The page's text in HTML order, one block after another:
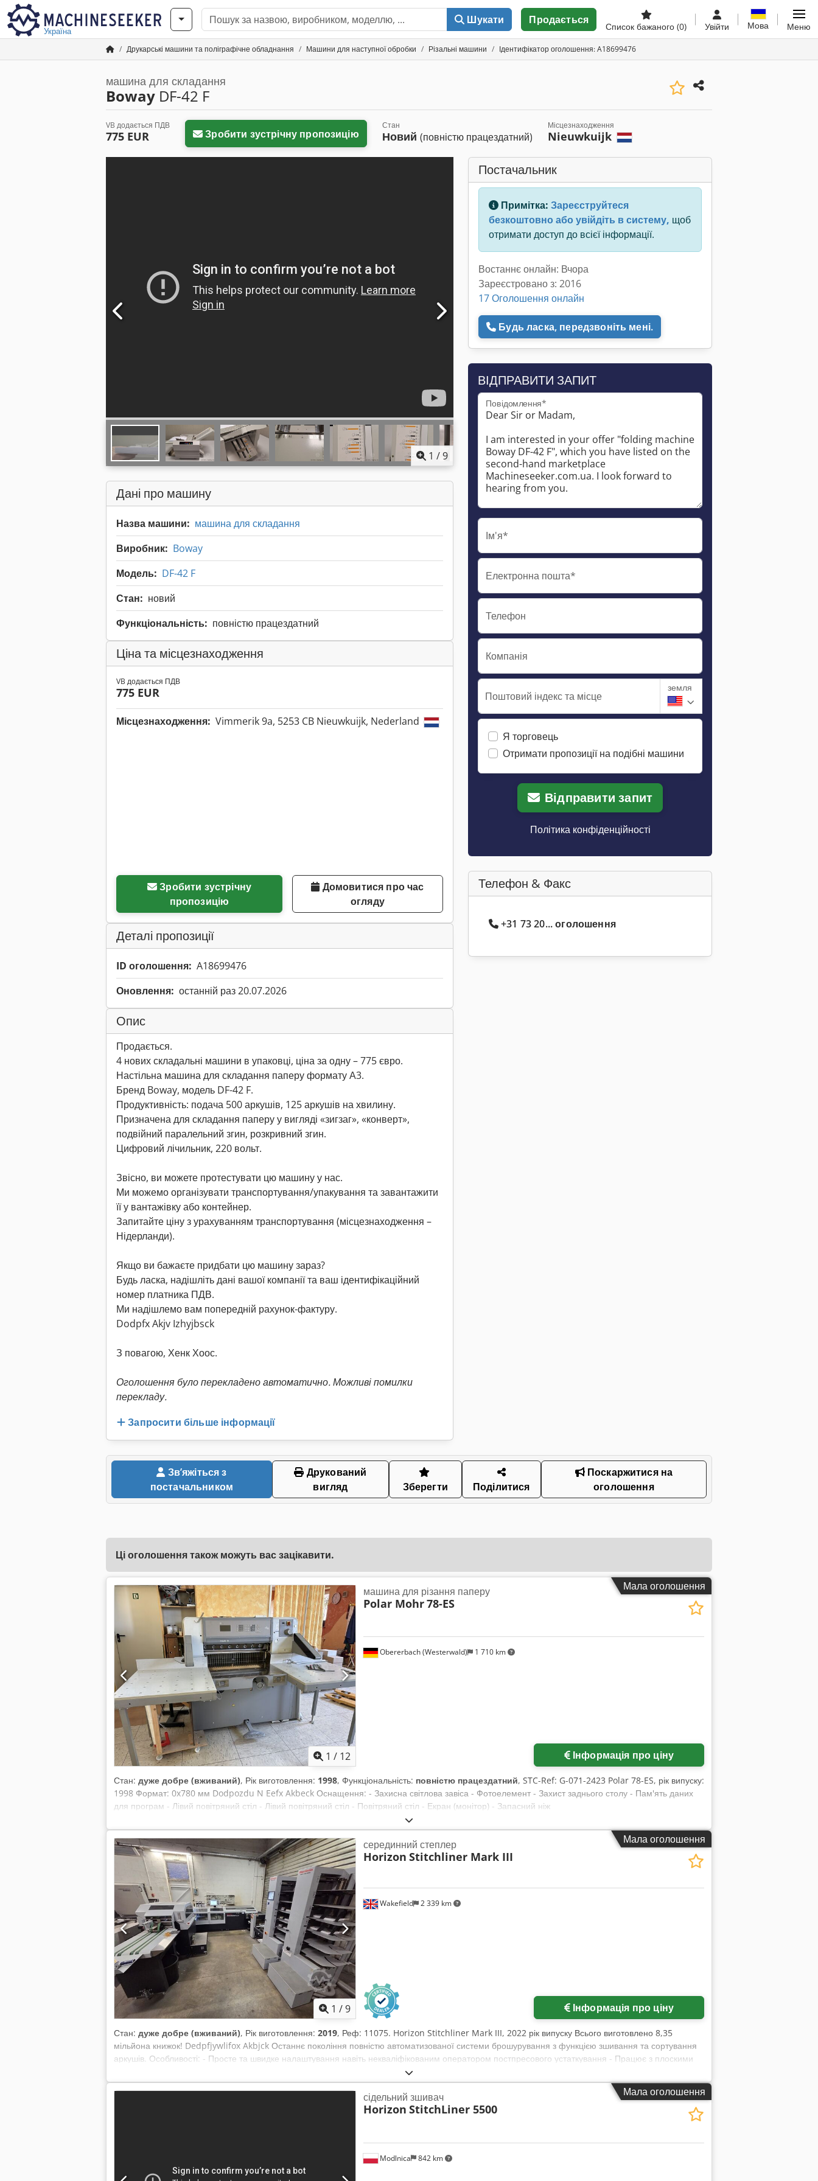
Україна
Шукати Продається
Список бажаного (0) Увійти Мова Меню
Друкарські машини та поліграфічне обладнання Машини для наступної обробки Різальні машини Ідентифікатор оголошення: A18699476
машина для складання
Boway DF-42 F
VB додається ПДВ
775 EUR Зробити зустрічну пропозицію
Стан
Новий (повністю працездатний)
Місцезнаходження
Nieuwkuijk
1 /9
Дані про машину
Назва машини: машина для складання
Виробник: Boway
Модель: DF-42 F
Стан: новий
Функціональність: повністю працездатний
Ціна та місцезнаходження
VB додається ПДВ
775 EUR
Місцезнаходження: Vimmerik 9a, 5253 CB Nieuwkuijk, Nederland
Зробити зустрічну
пропозицію
огляду
Деталі пропозиції
ID оголошення: A18699476
Оновлення: останній раз 20.07.2026
Опис
Продається.
4 нових складальні машини в упаковці, ціна за одну – 775 євро.
Настільна машина для складання паперу формату А3.
Бренд Boway, модель DF-42 F.
Продуктивність: подача 500 аркушів, 125 аркушів на хвилину.
Призначена для складання паперу у вигляді «зигзаг», «конверт»,
подвійний паралельний згин, розкривний згин.
Цифровий лічильник, 220 вольт.
Звісно, ви можете протестувати цю машину у нас.
Ми можемо організувати транспортування/упакування та завантажити
її у вантажівку або контейнер.
Запитайте ціну з урахуванням транспортування (місцезнаходження –
Нідерланди).
Якщо ви бажаєте придбати цю машину зараз?
Будь ласка, надішліть дані вашої компанії та ваш ідентифікаційний
номер платника ПДВ.
Ми надішлемо вам попередній рахунок-фактуру.
Dodpfx Akjv Izhyjbsck
З повагою, Хенк Хоос.
Оголошення було перекладено автоматично. Можливі помилки
перекладу.
Запросити більше інформації
Постачальник
Примітка: Зареєструйтеся
безкоштовно або увійдіть в систему, щоб
отримати доступ до всієї інформації.
Востаннє онлайн: Вчора
Зареєстровано з: 2016
17 Оголошення онлайн
Будь ласка, передзвоніть мені.
ВІДПРАВИТИ ЗАПИТ
Повідомлення*
Ім'я*
Електронна пошта*
Телефон
Компанія
Поштовий індекс та місце
земля
Я торговець
Отримати пропозиції на подібні машини
Відправити запит
Політика конфіденційності
Телефон & Факс
+31 73 20... оголошення
постачальником
Друкований
вигляд
Зберегти Поділитися
Поскаржитися на
оголошення
Ці оголошення також можуть вас зацікавити.
Мала оголошення
1 / 12
Obererbach (Westerwald) 1 710 km
машина для різання паперу
Polar Mohr78-ES
Інформація про ціну
Стан: дуже добре (вживаний), Рік виготовлення: 1998, Функціональність: повністю працездатний, STC-Ref: G-071-2423 Polar 78-ES, рік випуску:
1998 Формат: 0x780 мм Dodpozdu N Eefx Akbeck Оснащення: - Захисна світлова завіса - Фотоелемент - Захист заднього столу - Пам'ять даних
для програм - Лівий повітряний стіл - Лівий повітряний стіл - Повітряний стіл - Екран (монітор) - Запасний ніж
Мала оголошення
1 /9
Wakefield 2 339 km
серединний степлер
Horizon Stitchliner Mark III
Інформація про ціну
Стан: дуже добре (вживаний), Рік виготовлення: 2019, Реф: 11075. Horizon Stitchliner Mark III, 2022 рік випуску Всього виготовлено 8,35
мільйона книжок! Dedpfjywlifox Akbjck Останнє покоління повністю автоматизованої системи брошурування з функцією зшивання та сортування
аркушів. Особливості: - Просте та швидке налаштування навіть некваліфікованим оператором постпресового устаткування - Працює з плоскими
чотирисмуговими секціями - Відсутня необхідність попереднього фальцювання - Інтегрований тример з автоматичним налаштуванням на 3 ножі -
Висока якість книжок із чітко окресленим корінцем Склад обладнання: - 12-станційна (1 x VAC 600Ha + 1 x VAC 600Hm) вакуумна сортувальна
башта на 6 станцій з сенсорним управлінням, з контролем подвійних та пропущених аркушів - Стакер ST-40 - Акумулятор/фальцювальний
пристрій ACF-40 з подвійним фальцюванням типу «віконце» - Зшивальний автомат SPF-40 із 4-ма зшивальними головками Hohner 43/6S -
Зшивальний автомат SPF-40 із 2-ма зшивальними головками Hohner 43/6S - Тример HTS-40 на три ножі - Викидач PK-30 - Вивідна транспортерна
Мала оголошення
Modlnica 842 km
сідельний зшивач
Horizon StitchLiner 5500